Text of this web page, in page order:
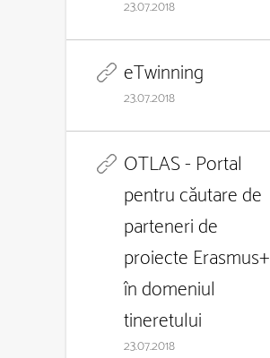
23.07.2018
eTwinning
23.07.2018
OTLAS - Portal
pentru căutare de
parteneri de
proiecte Erasmus+
în domeniul
tineretului
23.07.2018